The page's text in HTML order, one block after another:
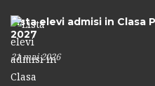
Lista elevi admisi in Clasa
2027
21 mai 2026